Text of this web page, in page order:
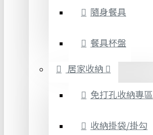
隨身餐具
餐具杯盤
居家收納
免打孔收納專區
收納掛袋/掛勾